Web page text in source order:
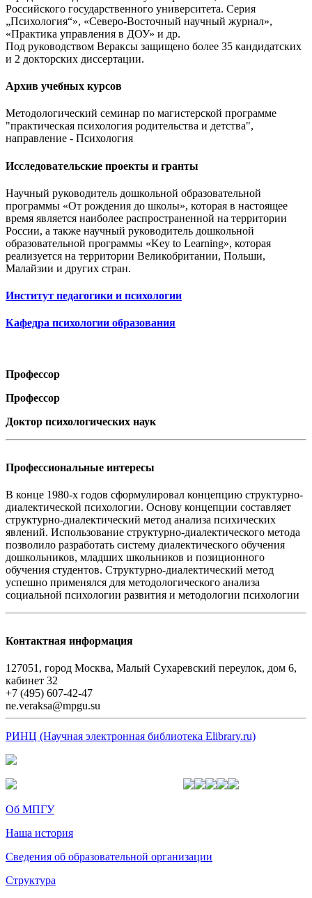
Российского государственного университета. Серия
„Психология“», «Северо-Восточный научный журнал»,
«Практика управления в ДОУ» и др.
Под руководством Вераксы защищено более 35 кандидатских
и 2 докторских диссертации.
Архив учебных курсов
Методологический семинар по магистерской программе
"практическая психология родительства и детства",
направление - Психология
Исследовательские проекты и гранты
Научный руководитель дошкольной образовательной
программы «От рождения до школы», которая в настоящее
время является наиболее распространенной на территории
России, а также научный руководитель дошкольной
образовательной программы «Key to Learning», которая
реализуется на территории Великобритании, Польши,
Малайзии и других стран.
Институт педагогики и психологии
Кафедра психологии образования
Профессор
Профессор
Доктор психологических наук
Профессиональные интересы
В конце 1980-х годов сформулировал концепцию структурно-
диалектической психологии. Основу концепции составляет
структурно-диалектический метод анализа психических
явлений. Использование структурно-диалектического метода
позволило разработать систему диалектического обучения
дошкольников, младших школьников и позиционного
обучения студентов. Структурно-диалектический метод
успешно применялся для методологического анализа
социальной психологии развития и методологии психологии
Контактная информация
127051, город Москва, Малый Сухаревский переулок, дом 6,
кабинет 32
+7 (495) 607-42-47
ne.veraksa@mpgu.su
РИНЦ (Научная электронная библиотека Elibrary.ru)
Об МПГУ
Наша история
Сведения об образовательной организации
Структура